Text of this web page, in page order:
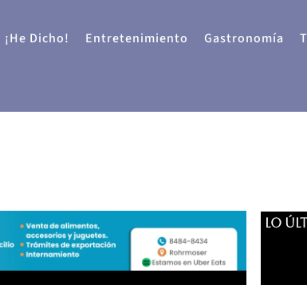
¡He Dicho! Entretenimiento Gastronomía
LO